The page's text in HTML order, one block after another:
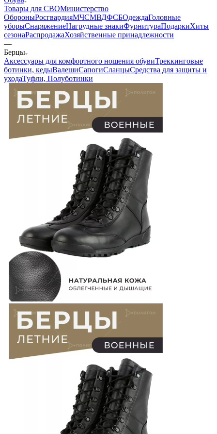
Товары для СВОМинистерство
ОбороныРосгвардияМЧСМВДФСБОдеждаГоловные
уборыСнаряжениеНагрудные знакиФурнитураПодаркиХиты
сезонаРаспродажаХозяйственные принадлежности
—
Берцы
Аксессуары для комфортного ношения обувиТреккинговые
ботинки, кедыВалешиСапогиСланцыСредства для защиты и
уходаТуфли, Полуботинки